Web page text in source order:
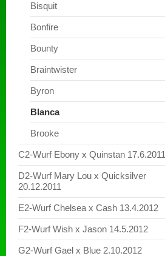
Bisquit
Bonfire
Bounty
Braintwister
Byron
Blanca
Brooke
C2-Wurf Ebony x Quinstan 17.6.2011
D2-Wurf Mary Lou x Quicksilver
20.12.2011
E2-Wurf Chelsea x Cash 13.4.2012
F2-Wurf Wish x Jason 14.5.2012
G2-Wurf Gael x Blue 2.10.2012